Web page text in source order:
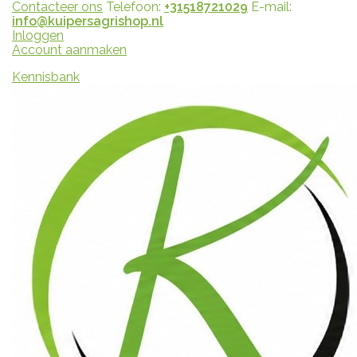
Contacteer ons Telefoon: +31518721029 E-mail:
info@kuipersagrishop.nl
Inloggen
Account aanmaken
Kennisbank